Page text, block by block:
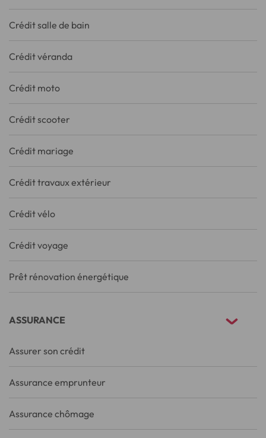
Crédit salle de bain
Crédit véranda
Crédit moto
Crédit scooter
Crédit mariage
Crédit travaux extérieur
Crédit vélo
Crédit voyage
Prêt rénovation énergétique
ASSURANCE
Assurer son crédit
Assurance emprunteur
Assurance chômage